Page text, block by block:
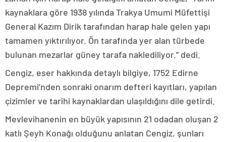
kaynaklara göre 1938 yılında Trakya Umumi Müfettişi
General Kazım Dirik tarafından harap hale gelen yapı
tamamen yıktırılıyor. Ön tarafında yer alan türbede
bulunan mezarlar güney tarafa naklediliyor.” dedi.
Cengiz, eser hakkında detaylı bilgiye, 1752 Edirne
Depremi’nden sonraki onarım defteri kayıtları, yapılan
çizimler ve tarihi kaynaklardan ulaşıldığını dile getirdi.
Mevlevihanenin en büyük yapısının 21 odadan oluşan 2
katlı Şeyh Konağı olduğunu anlatan Cengiz, şunları